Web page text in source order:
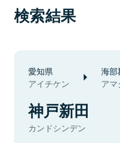
検索結果
愛知県
アイチケン
海部
ア
神戸新田
カンドシンデン